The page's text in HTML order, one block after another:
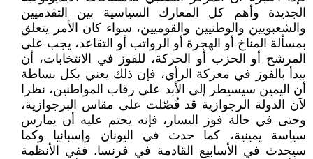
الجديدة وأهم كل المعارك السياسية بين التقدميين
والشعبويين والوطنيين والقوميين، سواء كان الأمر يتعلق
بمسألة المناخ أو الهجرة أو الرواتب أو التقاعد، يجب على
المرشح أو الحزب أو الحركة، للفوز في الانتخابات، أن
يبدأ بالفوز في معركة الرأي، فإن ذلك يعني بكل بساطة
أن اليمين سيسيطر إلى الأبد على رقاب المواطنين، نظرا
لآن الدولة الرجوازية قد فُصّلت على مقاس البرجوازية،
وحتى في حالة فوز اليسار، فإنه يحتم عليه أن يمارس
سياسة يمينية، كما حدث في اليونان وإسبانيا وكما
سيحدث في الأسابيع القادمة في فرنسا. ففي الأنظمة